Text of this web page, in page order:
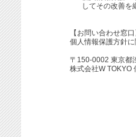
してその改善を
【お問い合わせ窓口
個人情報保護方針
〒150-0002 東京都
株式会社W TOKYO